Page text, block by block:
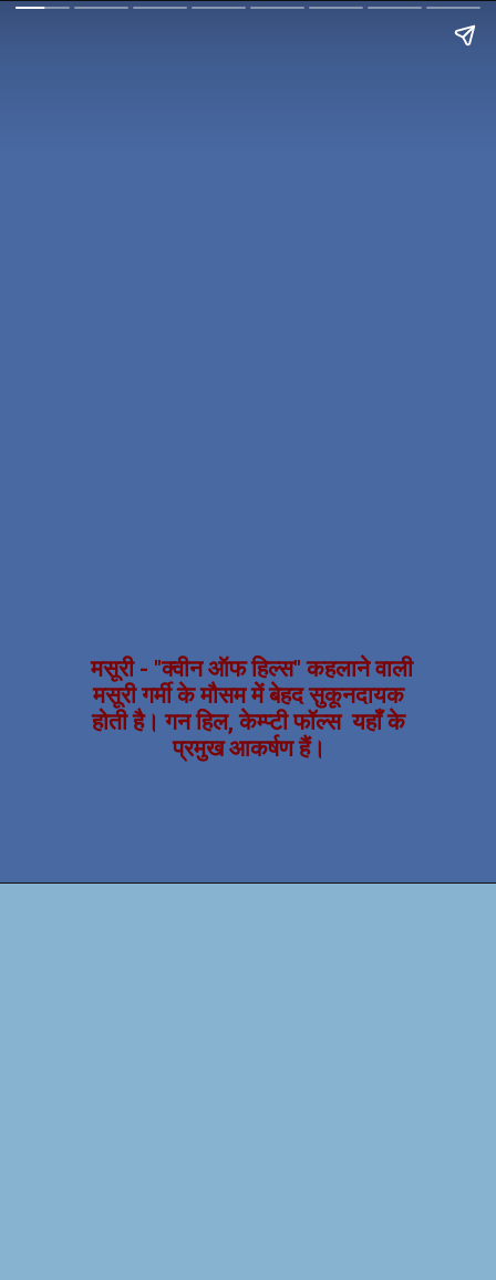
मसूरी - "क्वीन ऑफ हिल्स" कहलाने वाली
मसूरी गर्मी के मौसम में बेहद सुकूनदायक
होती है। गन हिल, केम्प्टी फॉल्स यहाँ के
प्रमुख आकर्षण हैं।